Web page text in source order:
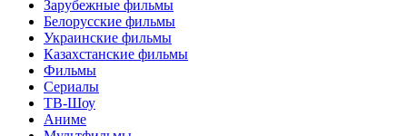
Зарубежные фильмы
Белорусские фильмы
Украинские фильмы
Казахстанские фильмы
Фильмы
Сериалы
ТВ-Шоу
Аниме